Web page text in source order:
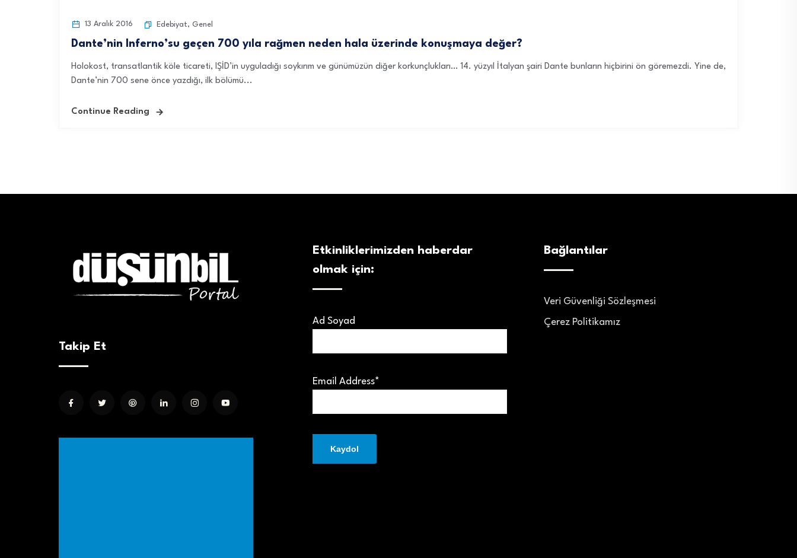
13 Aralık 2016 Edebiyat, Genel
Dante’nin Inferno’su geçen 700 yıla rağmen neden hala üzerinde konuşmaya değer?
Holokost, transatlantik köle ticareti, IŞİD’in uyguladığı soykırım ve günümüzün diğer korkunçlukları… 14. yüzyıl İtalyan şairi Dante bunların hiçbirini ön göremezdi. Yine de,
Dante’nin 700 sene önce yazdığı, ilk bölümü...
Continue Reading
Takip Et
Etkinliklerimizden haberdar
olmak için:
Ad Soyad
Email Address*
Bağlantılar
Veri Güvenliği Sözleşmesi
Çerez Politikamız